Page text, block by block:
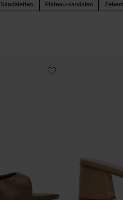
Sandaletten Plateau-sandalen